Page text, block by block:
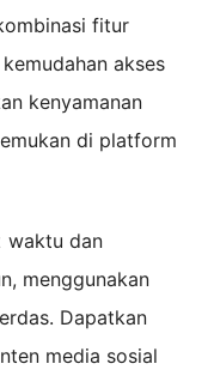
fitur
akses
kenyamanan
di platform
waktu dan
menggunakan
Dapatkan
media sosial